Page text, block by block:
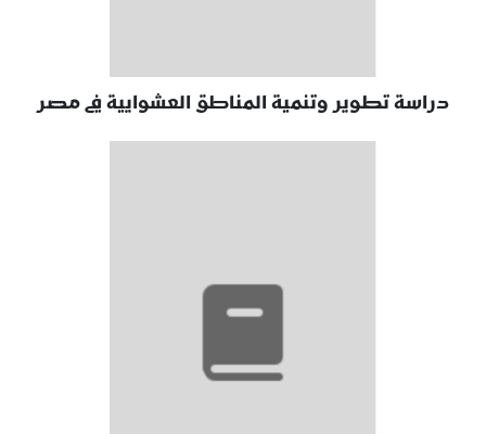
دراسة تطوير وتنمية المناطق العشوايية في مصر